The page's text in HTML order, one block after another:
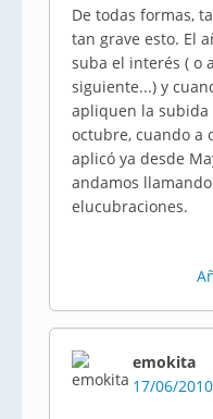
De todas formas,
tan grave esto. El
suba el interés ( o
siguiente...) y
apliquen la
octubre, cuando a
aplicó ya desde
andamos
elucubraciones.
emokita
17/06/